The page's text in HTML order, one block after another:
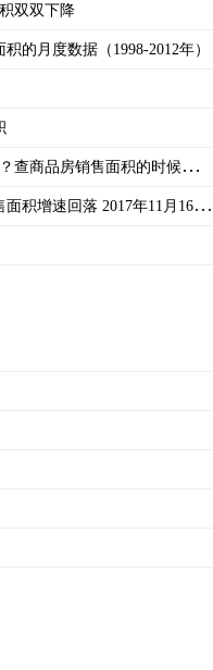
双双下降
的月度数据（1998-2012年）
查商品房销售面积的时候发现
2017年11月16日